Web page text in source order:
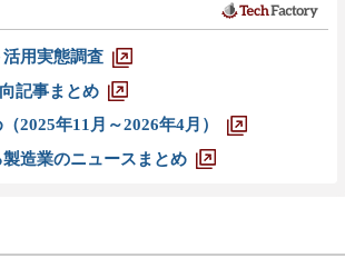
用実態調査
記事まとめ
2025年11月～2026年4月）
造業のニュースまとめ